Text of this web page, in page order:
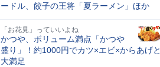
ードル、餃子の王将「夏ラーメン」ほか
「お花見」っていいよね
かつや、ボリューム満点「かつや
盛り」！約1000円でカツ×エビ×からあげと
大満足